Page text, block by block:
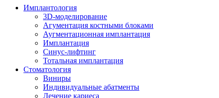
Имплантология
3D-моделирование
Агументация костными блоками
Аугментационная имплантация
Имплантация
Синус-лифтинг
Тотальная имплантация
Стоматология
Виниры
Индивидуальные абатменты
Лечение кариеса